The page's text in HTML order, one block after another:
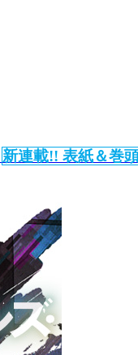
新連載!! 表紙＆巻